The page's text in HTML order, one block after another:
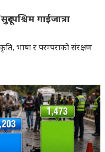
गाईजात्रा
भाषा र परम्पराको संरक्षण